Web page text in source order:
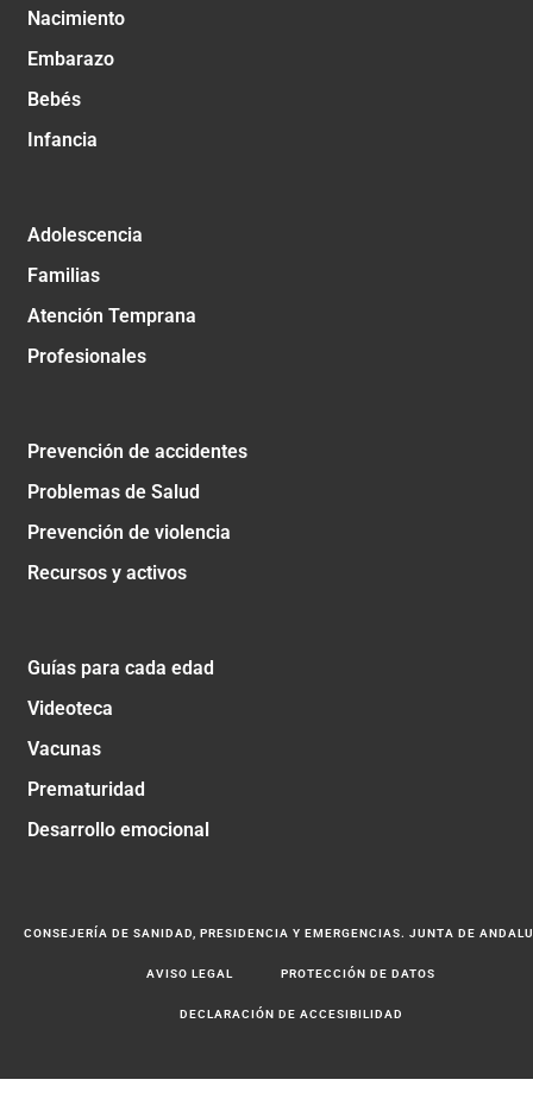
Nacimiento
Embarazo
Bebés
Infancia
Adolescencia
Familias
Atención Temprana
Profesionales
Prevención de accidentes
Problemas de Salud
Prevención de violencia
Recursos y activos
Guías para cada edad
Videoteca
Vacunas
Prematuridad
Desarrollo emocional
CONSEJERÍA DE SANIDAD, PRESIDENCIA Y EMERGENCIAS. JUNTA DE
AVISO LEGAL PROTECCIÓN DE DATOS
DECLARACIÓN DE ACCESIBILIDAD